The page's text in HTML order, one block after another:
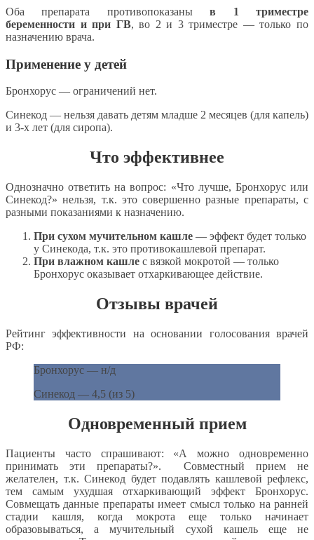
Оба препарата противопоказаныв 1 триместре
беременности и при ГВ, во 2 и 3 триместре — только по
назначению врача.
Применение у детей
Бронхорус — ограничений нет.
Синекод — нельзя давать детям младше 2 месяцев (для капель)
и 3-х лет (для сиропа).
Что эффективнее
Однозначно ответить на вопрос: «Что лучше, Бронхорус или
Синекод?» нельзя, т.к. это совершенно разные препараты, с
разными показаниями к назначению.
При сухом мучительном кашле — эффект будет только
у Синекода, т.к. это противокашлевой препарат.
При влажном кашле с вязкой мокротой — только
Бронхорус оказывает отхаркивающее действие.
Отзывы врачей
Рейтинг эффективности на основании голосования врачей
РФ:
Бронхорус — н/д
Синекод — 4,5 (из 5)
Одновременный прием
Пациенты часто спрашивают: «А можно одновременно
принимать эти препараты?». Совместный прием не
желателен, т.к. Синекод будет подавлять кашлевой рефлекс,
тем самым ухудшая отхаркивающий эффект Бронхорус.
Совмещать данные препараты имеет смысл только на ранней
стадии кашля, когда мокрота еще только начинает
образовываться, а мучительный сухой кашель еще не